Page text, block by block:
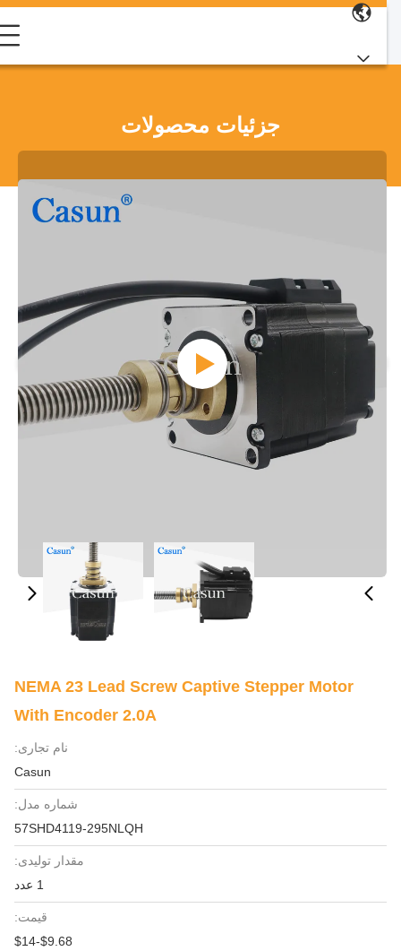
جزئیات محصولات
NEMA 23 Lead Screw Captive Stepper Motor
With Encoder 2.0A
نام تجاری:
Casun
شماره مدل:
57SHD4119-295NLQH
مقدار تولیدی:
قیمت:
$9.68-$14